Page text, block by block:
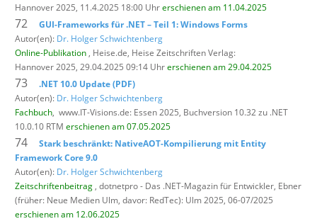
Hannover 2025, 11.4.2025 18:00 Uhrerschienen am 11.04.2025
72
GUI-Frameworks für .NET – Teil 1: Windows Forms
Autor(en): Dr. Holger Schwichtenberg
Online-Publikation , Heise.de, Heise Zeitschriften Verlag:
Hannover 2025, 29.04.2025 09:14 Uhrerschienen am 29.04.2025
73
.NET 10.0 Update (PDF)
Autor(en): Dr. Holger Schwichtenberg
Fachbuch, www.IT-Visions.de: Essen 2025, Buchversion 10.32 zu .NET
10.0.10 RTM erschienen am 07.05.2025
74
Stark beschränkt: NativeAOT-Kompilierung mit Entity
Framework Core 9.0
Autor(en): Dr. Holger Schwichtenberg
Zeitschriftenbeitrag , dotnetpro - Das .NET-Magazin für Entwickler, Ebner
(früher: Neue Medien Ulm, davor: RedTec): Ulm 2025, 06-07/2025
erschienen am 12.06.2025